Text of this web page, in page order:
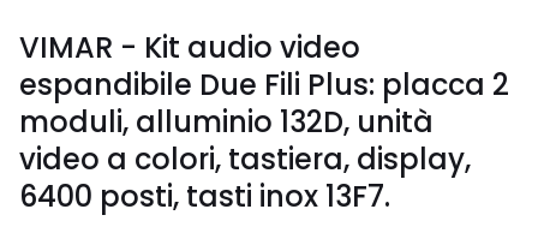
VIMAR - Kit audio video
espandibile Due Fili Plus: placca 2
moduli, alluminio 132D, unità
video a colori, tastiera, display,
6400 posti, tasti inox 13F7.